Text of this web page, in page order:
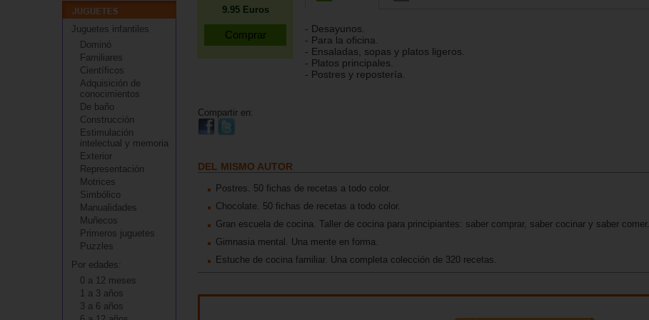
Juguetes infantiles
Dominó
Familiares
Científicos
Adquisición de
conocimientos
De baño
Construcción
Estimulación
intelectual y memoria
Exterior
Representación
Motrices
Simbólico
Manualidades
Muñecos
Primeros juguetes
Puzzles
Por edades:
0 a 12 meses
1 a 3 años
3 a 6 años
9.95 Euros
Compartir en:
- Desayunos.
- Para la oficina.
- Ensaladas, sopas y platos ligeros.
- Platos principales.
- Postres y repostería.
DEL MISMO AUTOR
Postres. 50 fichas de recetas a todo color.
Chocolate. 50 fichas de recetas a todo color.
Gran escuela de cocina. Taller de cocina para principiantes: saber comprar, saber cocinar y saber comer.
Gimnasia mental. Una mente en forma.
Estuche de cocina familiar. Una completa colección de 320 recetas.